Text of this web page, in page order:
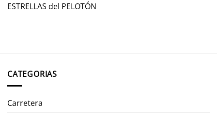
ESTRELLAS del PELOTÓN
CATEGORIAS
Carretera